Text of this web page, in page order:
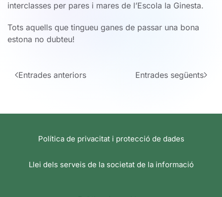
interclasses per pares i mares de l’Escola la Ginesta.
Tots aquells que tingueu ganes de passar una bona
estona no dubteu!
Entrades anteriors Entrades següents
Política de privacitat i protecció de dades
Llei dels serveis de la societat de la informació